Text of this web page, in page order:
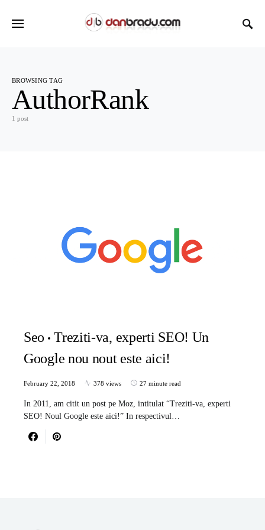
BROWSING TAG
AuthorRank
1 post
Seo
Treziti-va, experti SEO! Un
Google nou nout este aici!
February 22, 2018 378 views 27 minute read
In 2011, am citit un post pe Moz, intitulat “Treziti-va, experti
SEO! Noul Google este aici!” In respectivul…